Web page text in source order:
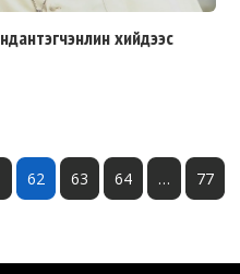
хийдээс
62 63 64 …
77